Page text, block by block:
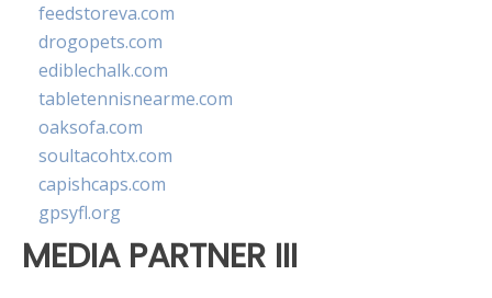
feedstoreva.com
drogopets.com
ediblechalk.com
tabletennisnearme.com
oaksofa.com
soultacohtx.com
capishcaps.com
gpsyfl.org
MEDIA PARTNER III